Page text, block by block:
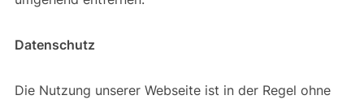
Datenschutz
Die Nutzung unserer Webseite ist in der Regel ohne